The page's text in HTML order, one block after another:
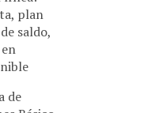
plan
saldo,
de